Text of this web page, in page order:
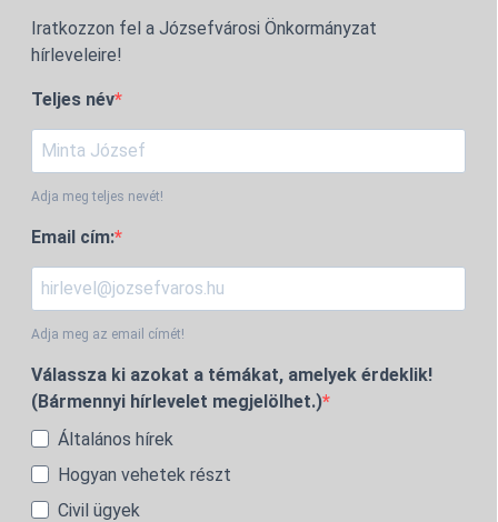
Iratkozzon fel a Józsefvárosi Önkormányzat
hírleveleire!
Teljes név
Adja meg teljes nevét!
Email cím:
Adja meg az email címét!
Válassza ki azokat a témákat, amelyek érdeklik!
(Bármennyi hírlevelet megjelölhet.)
Általános hírek
Hogyan vehetek részt
Civil ügyek